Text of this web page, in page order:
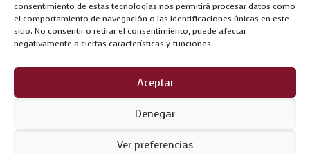
consentimiento de estas tecnologías nos permitirá procesar datos como
el comportamiento de navegación o las identificaciones únicas en este
sitio. No consentir o retirar el consentimiento, puede afectar
negativamente a ciertas características y funciones.
Aceptar
Denegar
Ver preferencias
NUEVAS CREACIONES EN FERIA DEL MUEBLE YECLA 2017
OPTIMUM, FRUTO DE LA INNOVACIÓN
© Nogalyecla. Web byGrupo SIM